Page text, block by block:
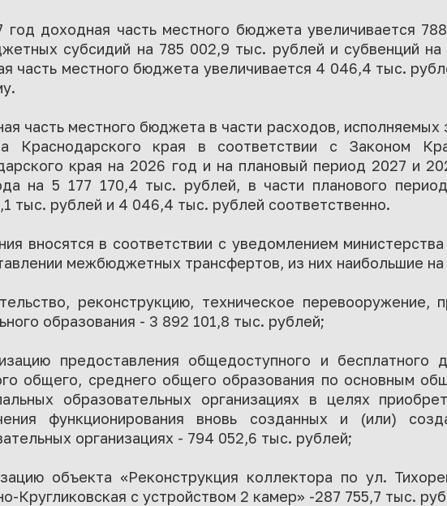
год доходная часть местного бюджета увеличивается
субсидий на 785 002,9 тыс. рублей и субвенций
часть местного бюджета увеличивается 4 046,4 тыс.
часть местного бюджета в части расходов,
Краснодарского края в соответствии с Законом
края на 2026 год и на плановый период 2027 и
на 5 177 170,4 тыс. рублей, в части планового
тыс. рублей и 4 046,4 тыс. рублей соответственно.
вносятся в соответствии с уведомлением
межбюджетных трансфертов, из них наибольшие
реконструкцию, техническое перевооружение,
образования - 3 892 101,8 тыс. рублей;
предоставления общедоступного и бесплатного
общего, среднего общего образования по основным
образовательных организациях в целях
функционирования вновь созданных и (или)
организациях - 794 052,6 тыс. рублей;
объекта «Реконструкция коллектора по ул.
Кругликовская с устройством 2 камер» -287 755,7 тыс.